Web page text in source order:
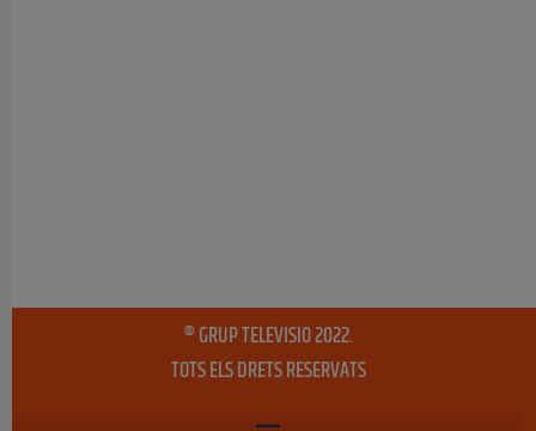
® GRUP TELEVISIO 2022.
TOTS ELS DRETS RESERVATS